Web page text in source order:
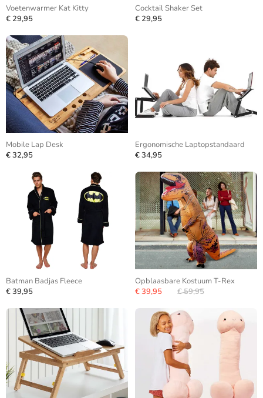
Voetenwarmer Kat Kitty
€ 29,95
Cocktail Shaker Set
€ 29,95
Mobile Lap Desk
€ 32,95
Ergonomische Laptopstandaard
€ 34,95
Batman Badjas Fleece
€ 39,95
Opblaasbare Kostuum T-Rex
€ 39,95
€ 59,95